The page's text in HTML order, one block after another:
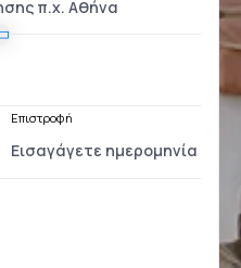
Επιστροφή